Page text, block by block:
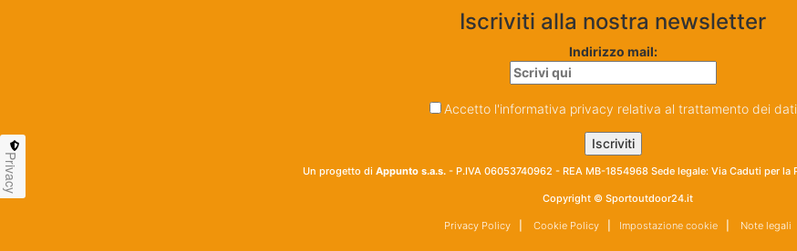
Iscriviti alla nostra newsletter
Indirizzo mail:
Accetto l'informativa privacy relativa al trattamento dei dati
Un progetto di Appunto s.a.s. - P.IVA 06053740962 - REA MB-1854968 Sede legale: Via Caduti per la
Copyright © Sportoutdoor24.it
Privacy Policy| Cookie Policy| Impostazione cookie| Note legali
Privacy